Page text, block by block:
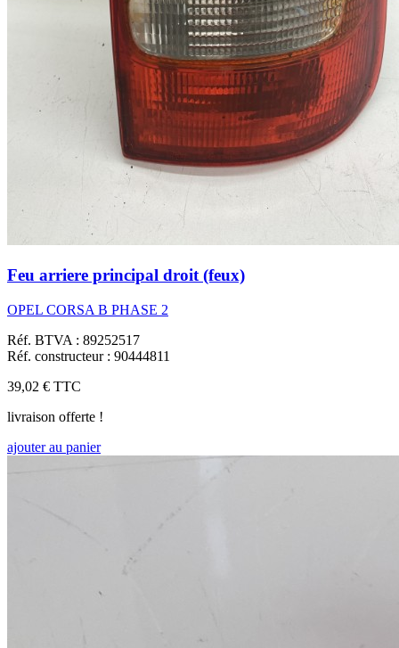
Feu arriere principal droit (feux)
OPEL CORSA B PHASE 2
Réf. BTVA : 89252517
Réf. constructeur : 90444811
39,02 € TTC
livraison offerte !
ajouter au panier